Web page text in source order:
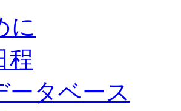
に
程
ータベース